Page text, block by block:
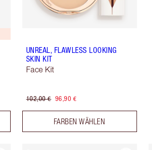
UNREAL, FLAWLESS LOOKING
SKIN KIT
Face Kit
102,00 € 96,90 €
FARBEN WÄHLEN